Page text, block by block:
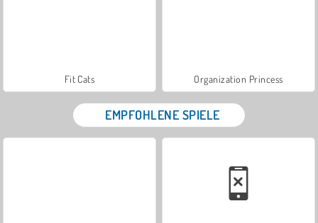
Fit Cats Organization Princess
EMPFOHLENE SPIELE